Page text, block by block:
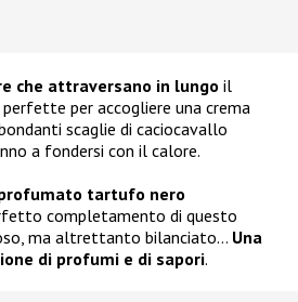
che attraversano in lungo il
per accogliere una crema
scaglie di caciocavallo
a fondersi con il calore.
tartufo nero
completamento di questo
ma altrettanto bilanciato… Una
di profumi e di sapori.